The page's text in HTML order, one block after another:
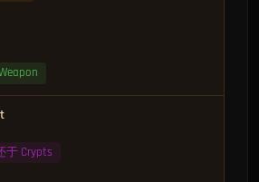
于 Crypts